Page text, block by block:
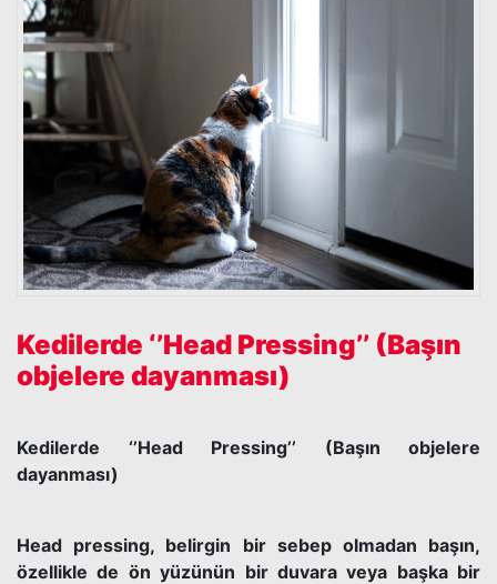
Kedilerde ‘’Head Pressing’’ (Başın
objelere dayanması)
Kedilerde ‘’Head Pressing’’ (Başın objelere
dayanması)
Head pressing, belirgin bir sebep olmadan başın,
özellikle de ön yüzünün bir duvara veya başka bir